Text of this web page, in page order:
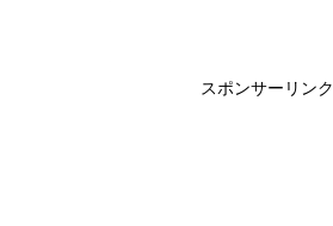
スポンサーリンク